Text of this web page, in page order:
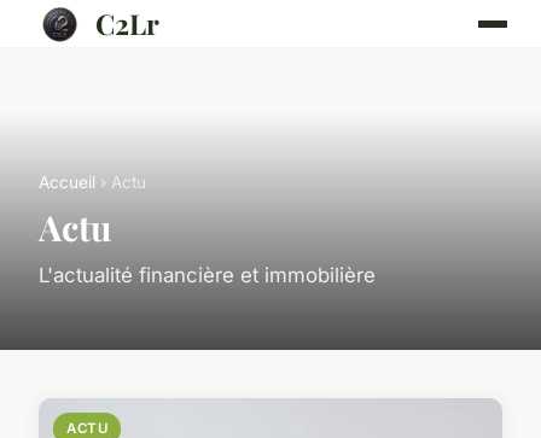
C2Lr
Accueil › Actu
Actu
L'actualité financière et immobilière
ACTU